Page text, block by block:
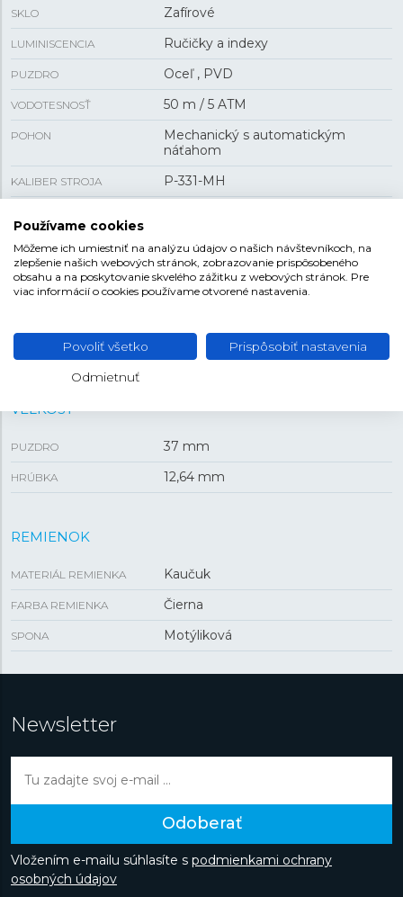
SKLO Zafírové
LUMINISCENCIA Ručičky a indexy
PUZDRO Oceľ , PVD
VODOTESNOSŤ 50 m / 5 ATM
POHON
Mechanický s automatickým
náťahom
KALIBER STROJA P-331-MH
MANUFAKTÚRNY
STROJČEK
Áno
DIAMANTY Áno
Chronometer (C.O.S.C.)
VEĽKOSŤ
PUZDRO 37 mm
HRÚBKA 12,64 mm
REMIENOK
MATERIÁL REMIENKA Kaučuk
FARBA REMIENKA Čierna
SPONA Motýliková
Newsletter
Odoberať
Vložením e-mailu súhlasíte s podmienkami ochrany
osobných údajov
Používame cookies
Môžeme ich umiestniť na analýzu údajov o našich návštevníkoch, na
zlepšenie našich webových stránok, zobrazovanie prispôsobeného
obsahu a na poskytovanie skvelého zážitku z webových stránok. Pre
viac informácií o cookies používame otvorené nastavenia.
Povoliť všetko Prispôsobiť nastavenia
Odmietnuť